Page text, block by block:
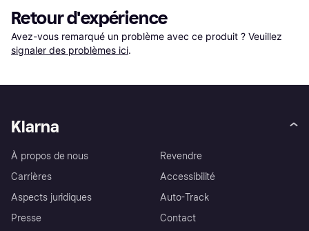
Retour d'expérience
Avez-vous remarqué un problème avec ce produit ? Veuillez
signaler des problèmes ici.
Klarna
À propos de nous
Carrières
Aspects juridiques
Presse
Revendre
Accessibilité
Auto-Track
Contact